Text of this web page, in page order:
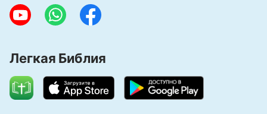
Легкая Библия